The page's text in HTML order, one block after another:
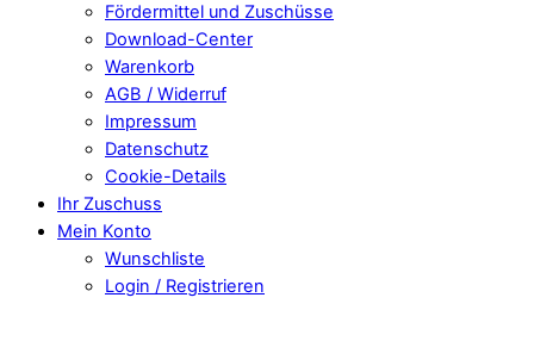
Fördermittel und Zuschüsse
Download-Center
Warenkorb
AGB / Widerruf
Impressum
Datenschutz
Cookie-Details
Ihr Zuschuss
Mein Konto
Wunschliste
Login / Registrieren